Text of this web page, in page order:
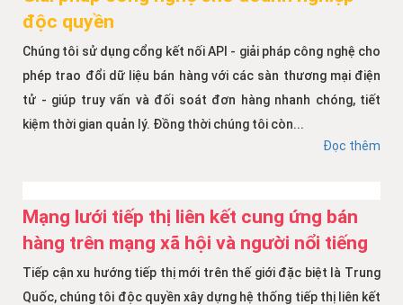
độc quyền
Chúng tôi sử dụng cổng kết nối API - giải pháp công nghệ cho
phép trao đổi dữ liệu bán hàng với các sàn thương mại điện
tử - giúp truy vấn và đối soát đơn hàng nhanh chóng, tiết
kiệm thời gian quản lý. Đồng thời chúng tôi còn...
Đọc thêm
Mạng lưới tiếp thị liên kết cung ứng bán
hàng trên mạng xã hội và người nổi tiếng
Tiếp cận xu hướng tiếp thị mới trên thế giới đặc biệt là Trung
Quốc, chúng tôi độc quyền xây dựng hệ thống tiếp thị liên kết